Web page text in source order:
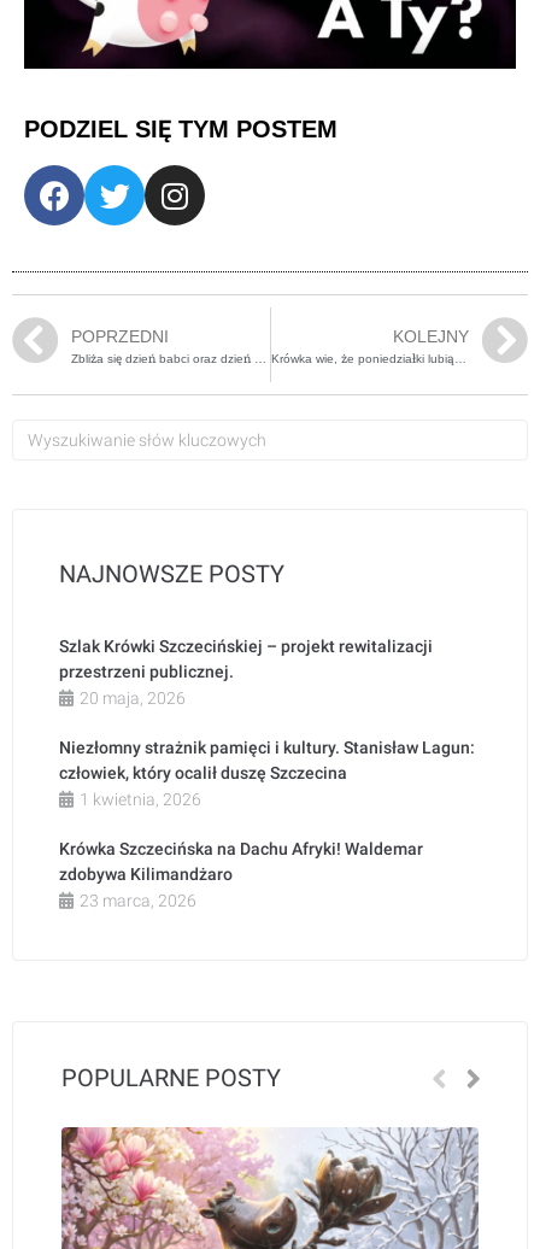
PODZIEL SIĘ TYM POSTEM
POPRZEDNI KOLEJNY
NAJNOWSZE POSTY
Szlak Krówki Szczecińskiej – projekt rewitalizacji
przestrzeni publicznej.
20 maja, 2026
Niezłomny strażnik pamięci i kultury. Stanisław Lagun:
człowiek, który ocalił duszę Szczecina
1 kwietnia, 2026
Krówka Szczecińska na Dachu Afryki! Waldemar
zdobywa Kilimandżaro
23 marca, 2026
POPULARNE POSTY